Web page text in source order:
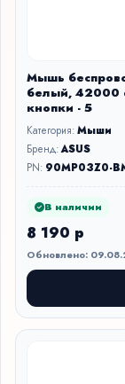
Мышь
белый, 42000
кнопки - 5
Категория:Мыши
Бренд:ASUS
PN: 90MP03Z0-
В наличии
8 190 р
Обновлено: